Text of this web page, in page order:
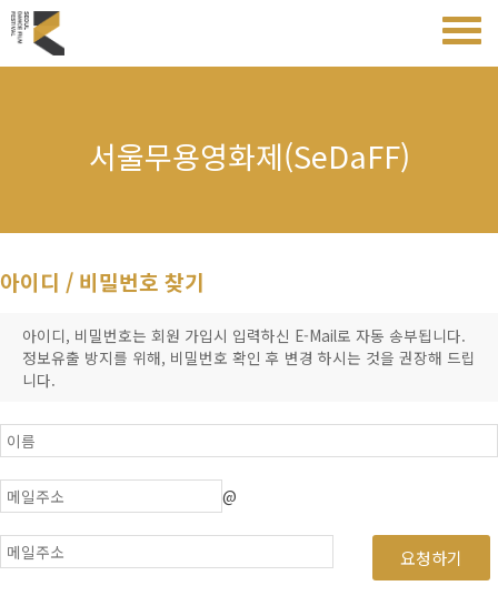
서울무용영화제(SeDaFF)
아이디 / 비밀번호 찾기
아이디, 비밀번호는 회원 가입시 입력하신 E-Mail로 자동 송부됩니다.
정보유출 방지를 위해, 비밀번호 확인 후 변경 하시는 것을 권장해 드립
니다.
@
요청하기